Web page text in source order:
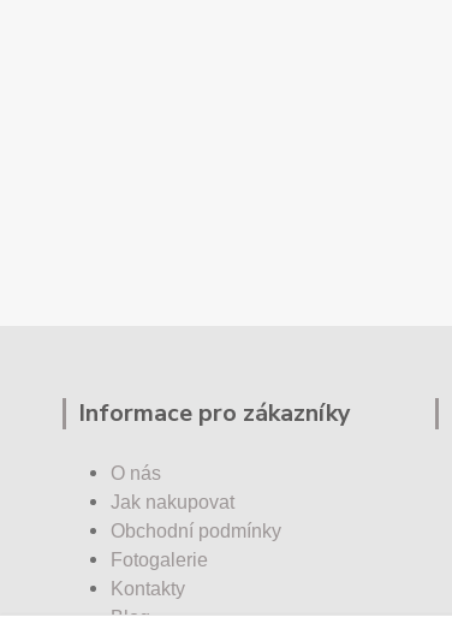
Informace pro zákazníky
O nás
Jak nakupovat
Obchodní podmínky
Fotogalerie
Kontakty
Blog